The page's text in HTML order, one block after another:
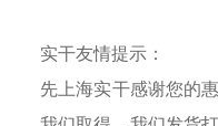
实干友情提示：
先上海实干感谢您的